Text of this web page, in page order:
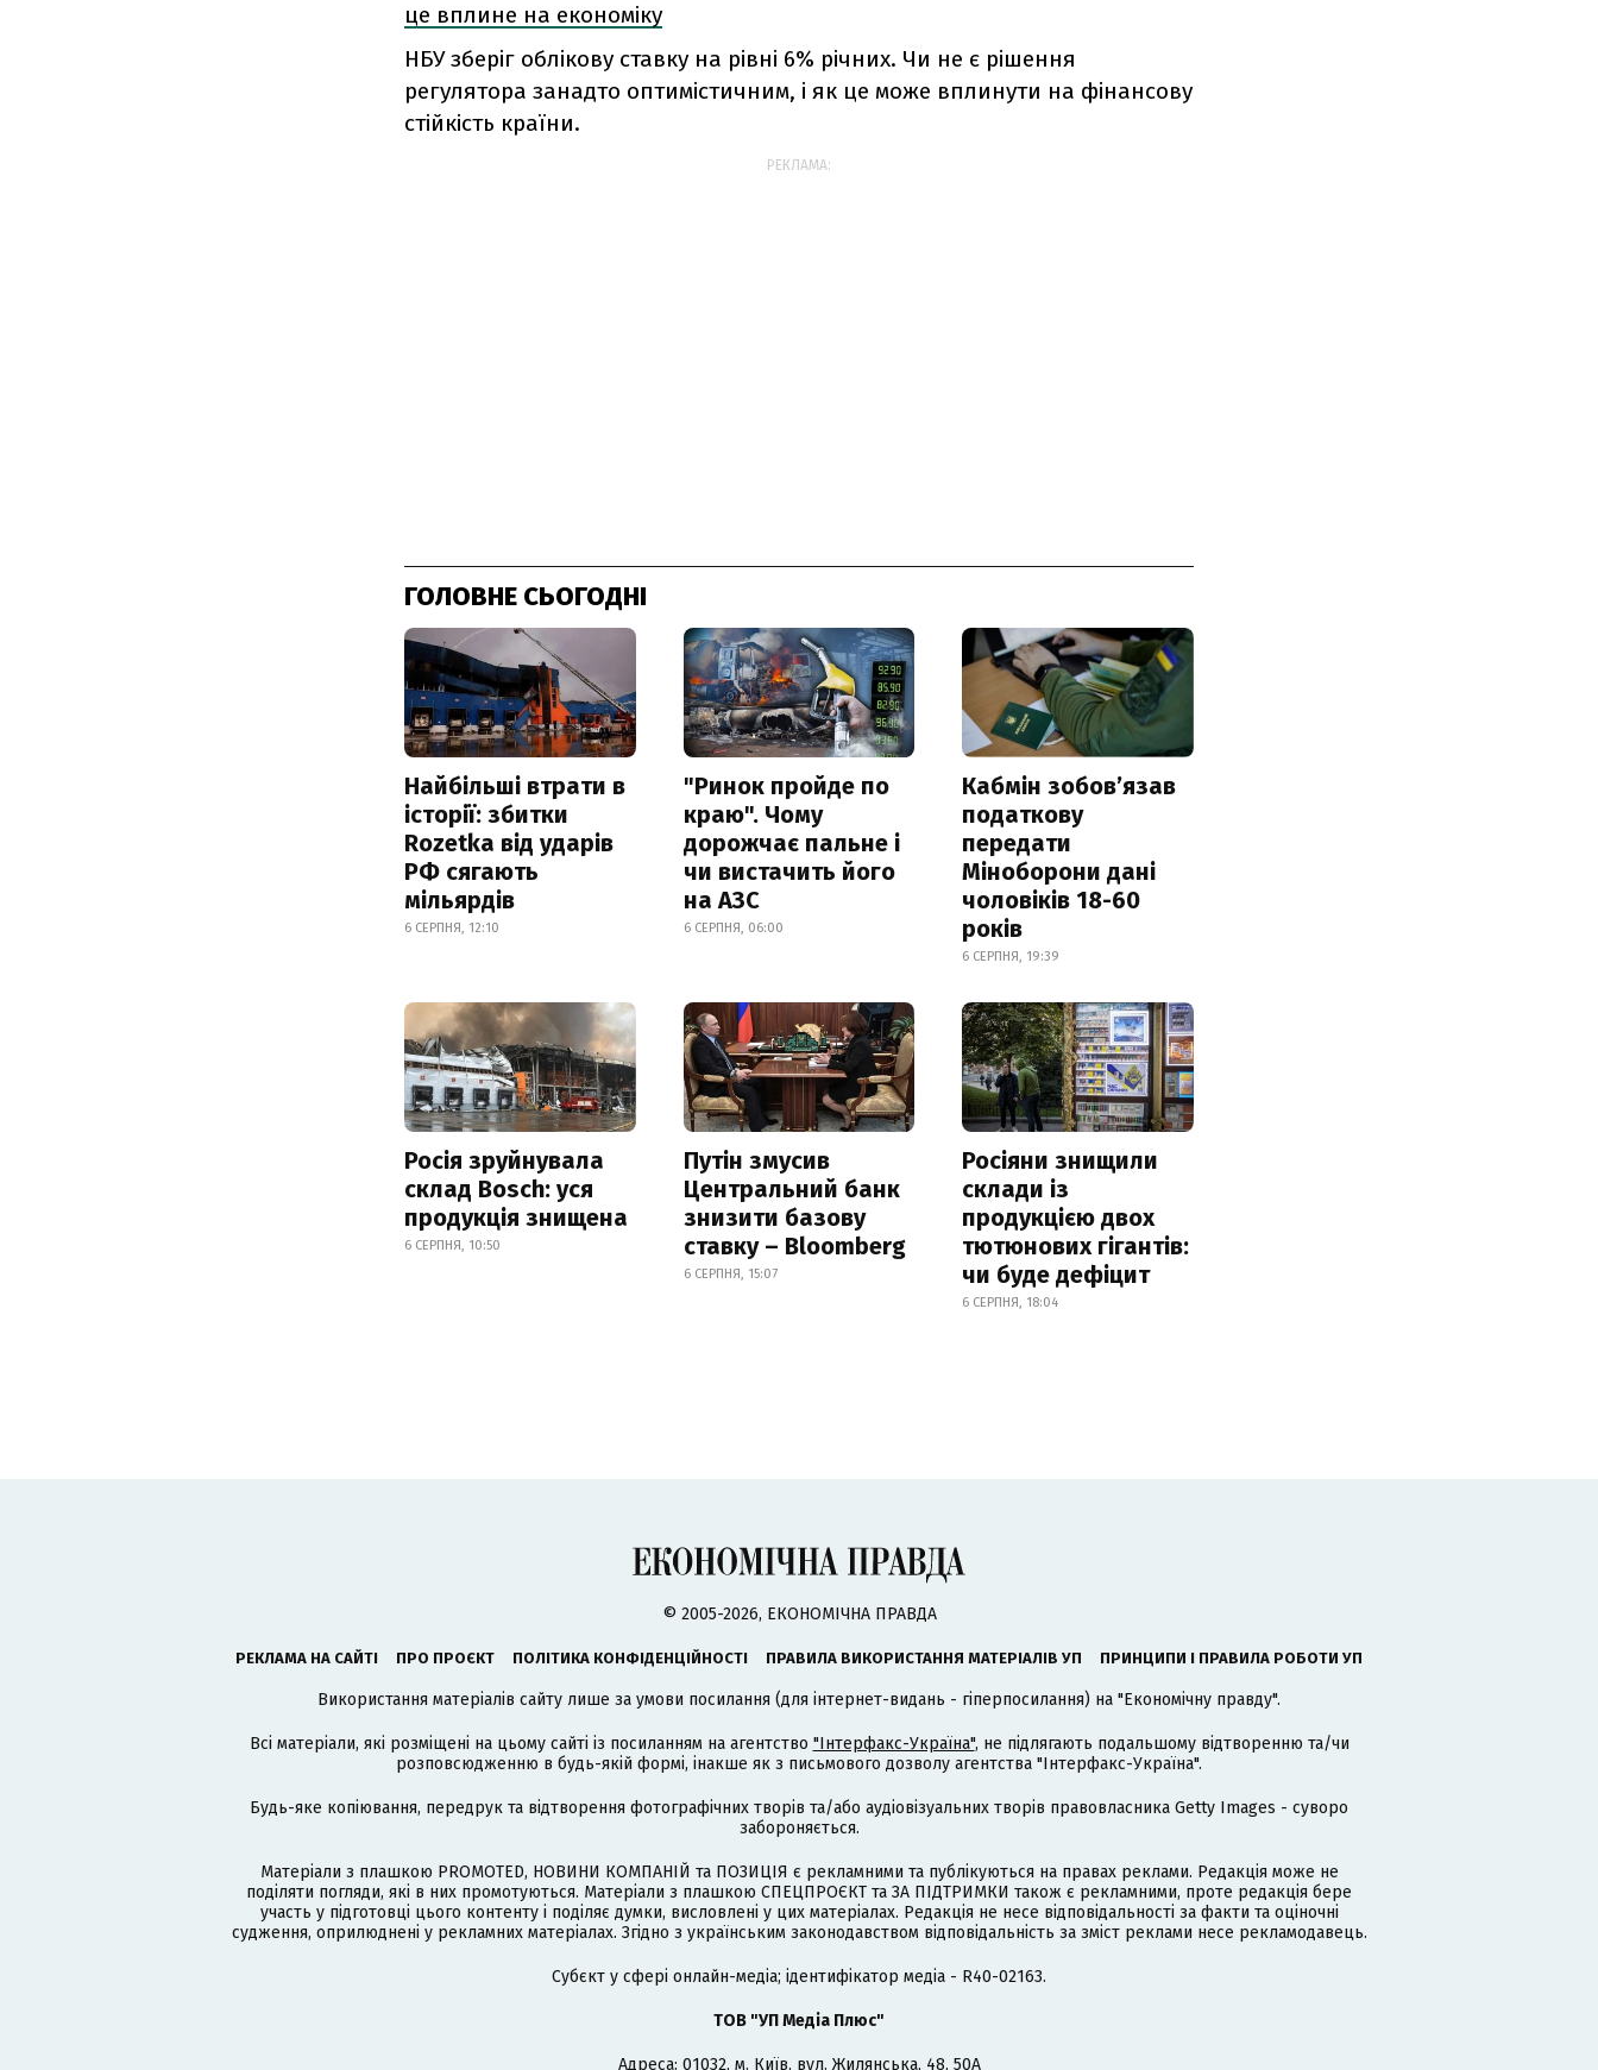
це вплине на економіку
НБУ зберіг облікову ставку на рівні 6% річних. Чи не є рішення
регулятора занадто оптимістичним, і як це може вплинути на фінансову
стійкість країни.
РЕКЛАМА:
ГОЛОВНЕ СЬОГОДНІ
Найбільші втрати в
історії: збитки
Rozetka від ударів
РФ сягають
мільярдів
6 СЕРПНЯ, 12:10
"Ринок пройде по
краю". Чому
дорожчає пальне і
чи вистачить його
на АЗС
6 СЕРПНЯ, 06:00
Кабмін зобовʼязав
податкову
передати
Міноборони дані
чоловіків 18-60
років
6 СЕРПНЯ, 19:39
Росія зруйнувала
склад Bosch: уся
продукція знищена
6 СЕРПНЯ, 10:50
Путін змусив
Центральний банк
знизити базову
ставку – Bloomberg
6 СЕРПНЯ, 15:07
Росіяни знищили
склади із
продукцією двох
тютюнових гігантів:
чи буде дефіцит
6 СЕРПНЯ, 18:04
© 2005-2026, ЕКОНОМІЧНА ПРАВДА
РЕКЛАМА НА САЙТІ ПРО ПРОЄКТ ПОЛІТИКА КОНФІДЕНЦІЙНОСТІ ПРАВИЛА ВИКОРИСТАННЯ МАТЕРІАЛІВ УП ПРИНЦИПИ І ПРАВИЛА РОБОТИ УП
Використання матеріалів сайту лише за умови посилання (для інтернет-видань - гіперпосилання) на "Економічну правду".
Всі матеріали, які розміщені на цьому сайті із посиланням на агентство "Інтерфакс-Україна", не підлягають подальшому відтворенню та/чи
розповсюдженню в будь-якій формі, інакше як з письмового дозволу агентства "Інтерфакс-Україна".
Будь-яке копіювання, передрук та відтворення фотографічних творів та/або аудіовізуальних творів правовласника Getty Images - суворо
забороняється.
Матеріали з плашкою PROMOTED, НОВИНИ КОМПАНІЙ та ПОЗИЦІЯ є рекламними та публікуються на правах реклами. Редакція може не
поділяти погляди, які в них промотуються. Матеріали з плашкою СПЕЦПРОЄКТ та ЗА ПІДТРИМКИ також є рекламними, проте редакція бере
участь у підготовці цього контенту і поділяє думки, висловлені у цих матеріалах. Редакція не несе відповідальності за факти та оціночні
судження, оприлюднені у рекламних матеріалах. Згідно з українським законодавством відповідальність за зміст реклами несе рекламодавець.
Cубєкт у сфері онлайн-медіа; ідентифікатор медіа - R40-02163.
ТОВ "УП Медіа Плюс"
Адреса: 01032, м. Київ, вул. Жилянська, 48, 50А